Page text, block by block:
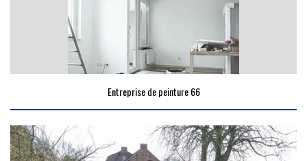
Entreprise de peinture 66